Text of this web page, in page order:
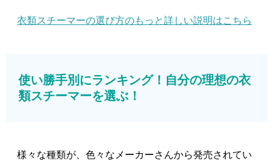
衣類スチーマーの選び方のもっと詳しい説明はこちら
使い勝手別にランキング！自分の理想の衣
類スチーマーを選ぶ！
様々な種類が、色々なメーカーさんから発売されてい